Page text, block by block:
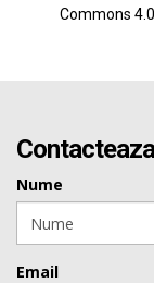
Commons 4.0
Nume
Email